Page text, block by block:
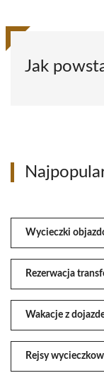
Jak
Wycieczki
Rezerwacja
Wakacje z
Rejsy